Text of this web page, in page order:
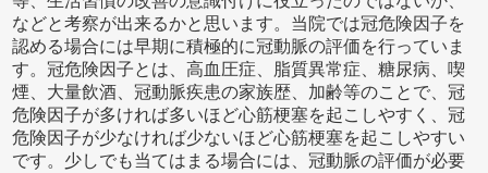
などと考察が出来るかと思います。当院では冠危険因子を
認める場合には早期に積極的に冠動脈の評価を行っていま
す。冠危険因子とは、高血圧症、脂質異常症、糖尿病、喫
煙、大量飲酒、冠動脈疾患の家族歴、加齢等のことで、冠
危険因子が多ければ多いほど心筋梗塞を起こしやすく、冠
危険因子が少なければ少ないほど心筋梗塞を起こしやすい
です。少しでも当てはまる場合には、冠動脈の評価が必要